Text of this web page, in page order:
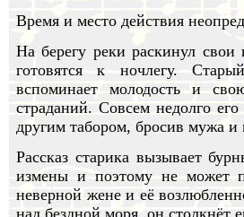
Время и место действия
На берегу реки раскинул
готовятся к ночлегу.
вспоминает молодость и
страданий. Совсем недолго
другим табором, бросив мужа и
Рассказ старика вызывает
измены и поэтому не может
неверной жене и её
над бездной моря, он столкнёт